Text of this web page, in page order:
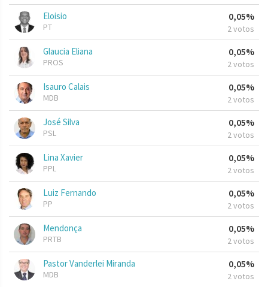
Eloisio
PT
0,05%
2 votos
Glaucia Eliana
PROS
0,05%
2 votos
Isauro Calais
MDB
0,05%
2 votos
José Silva
PSL
0,05%
2 votos
Lina Xavier
PPL
0,05%
2 votos
Luiz Fernando
PP
0,05%
2 votos
Mendonça
PRTB
0,05%
2 votos
Pastor Vanderlei Miranda
MDB
0,05%
2 votos